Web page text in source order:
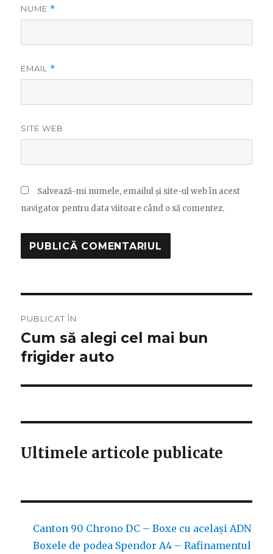
NUME *
EMAIL *
SITE WEB
Salvează-mi numele, emailul și site-ul web în acest
navigator pentru data viitoare când o să comentez.
în
articole
PUBLICAT ÎN
Cum să alegi cel mai bun
frigider auto
Ultimele articole publicate
Canton 90 Chrono DC – Boxe cu același ADN
Boxele de podea Spendor A4 – Rafinamentul